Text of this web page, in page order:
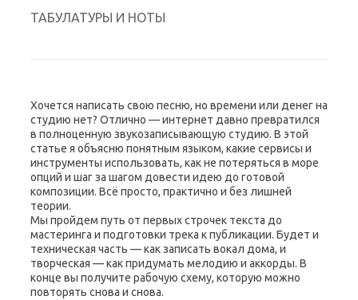
ТАБУЛАТУРЫ И НОТЫ
Хочется написать свою песню, но времени или денег на
студию нет? Отлично — интернет давно превратился
в полноценную звукозаписывающую студию. В этой
статье я объясню понятным языком, какие сервисы и
инструменты использовать, как не потеряться в море
опций и шаг за шагом довести идею до готовой
композиции. Всё просто, практично и без лишней
теории.
Мы пройдем путь от первых строчек текста до
мастеринга и подготовки трека к публикации. Будет и
техническая часть — как записать вокал дома, и
творческая — как придумать мелодию и аккорды. В
конце вы получите рабочую схему, которую можно
повторять снова и снова.